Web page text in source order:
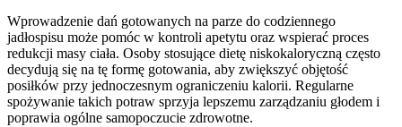
Wprowadzenie dań gotowanych na parze do codziennego
jadłospisu może pomóc w kontroli apetytu oraz wspierać proces
redukcji masy ciała. Osoby stosujące dietę niskokaloryczną często
decydują się na tę formę gotowania, aby zwiększyć objętość
posiłków przy jednoczesnym ograniczeniu kalorii. Regularne
spożywanie takich potraw sprzyja lepszemu zarządzaniu głodem i
poprawia ogólne samopoczucie zdrowotne.